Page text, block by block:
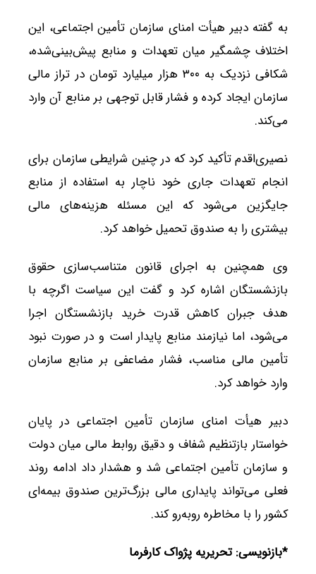
به گفته دبیر هیأت امنای سازمان تأمین اجتماعی، این
اختلاف چشمگیر میان تعهدات و منابع پیش‌بینی‌شده،
شکافی نزدیک به ۳۰۰ هزار میلیارد تومان در تراز مالی
سازمان ایجاد کرده و فشار قابل توجهی بر منابع آن وارد
می‌کند.
نصیری‌اقدم تأکید کرد که در چنین شرایطی سازمان برای
انجام تعهدات جاری خود ناچار به استفاده از منابع
جایگزین می‌شود که این مسئله هزینه‌های مالی
بیشتری را به صندوق تحمیل خواهد کرد.
وی همچنین به اجرای قانون متناسب‌سازی حقوق
بازنشستگان اشاره کرد و گفت این سیاست اگرچه با
هدف جبران کاهش قدرت خرید بازنشستگان اجرا
می‌شود، اما نیازمند منابع پایدار است و در صورت نبود
تأمین مالی مناسب، فشار مضاعفی بر منابع سازمان
وارد خواهد کرد.
دبیر هیأت امنای سازمان تأمین اجتماعی در پایان
خواستار بازتنظیم شفاف و دقیق روابط مالی میان دولت
و سازمان تأمین اجتماعی شد و هشدار داد ادامه روند
فعلی می‌تواند پایداری مالی بزرگ‌ترین صندوق بیمه‌ای
کشور را با مخاطره روبه‌رو کند.
*بازنویسی: تحریریه پژواک کارفرما